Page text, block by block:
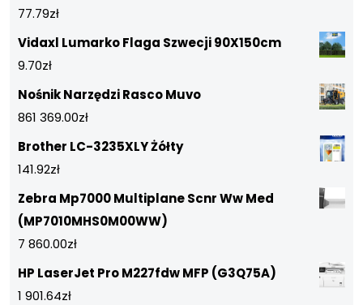
77.79zł
Vidaxl Lumarko Flaga Szwecji 90X150cm
9.70zł
Nośnik Narzędzi Rasco Muvo
861 369.00zł
Brother LC-3235XLY Żółty
141.92zł
Zebra Mp7000 Multiplane Scnr Ww Med
(MP7010MHS0M00WW)
7 860.00zł
HP LaserJet Pro M227fdw MFP (G3Q75A)
1 901.64zł